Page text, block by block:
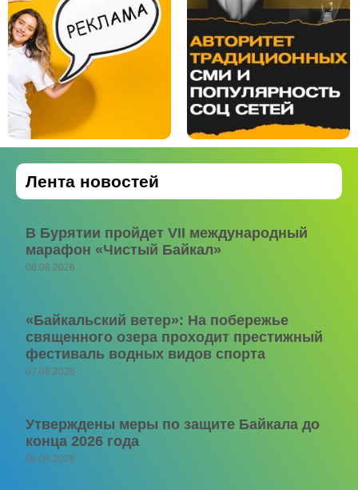
Лента новостей
В Бурятии пройдет VII международный
марафон «Чистый Байкал»
08.08.2026
«Байкальский ветер»: На побережье
священного озера проходит престижный
фестиваль водных видов спорта
07.08.2026
Утверждены меры по защите Байкала до
конца 2026 года
06.08.2026